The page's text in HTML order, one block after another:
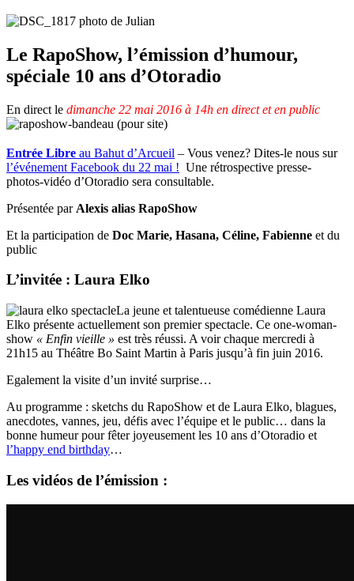
Le RapoShow, l’émission d’humour,
spéciale 10 ans d’Otoradio
En direct le dimanche 22 mai 2016 à 14h en direct et en public
Entrée Libre au Bahut d’Arcueil – Vous venez? Dites-le nous sur
l’événement Facebook du 22 mai ! Une rétrospective presse-
photos-vidéo d’Otoradio sera consultable.
Présentée par Alexis alias RapoShow
Et la participation de Doc Marie, Hasana, Céline, Fabienne et du
public
L’invitée : Laura Elko
La jeune et talentueuse comédienne Laura
Elko présente actuellement son premier spectacle. Ce one-woman-
show « Enfin vieille » est très réussi. A voir chaque mercredi à
21h15 au Théâtre Bo Saint Martin à Paris jusqu’à fin juin 2016.
Egalement la visite d’un invité surprise…
Au programme : sketchs du RapoShow et de Laura Elko, blagues,
anecdotes, vannes, jeu, défis avec l’équipe et le public… dans la
bonne humeur pour fêter joyeusement les 10 ans d’Otoradio et
l’happy end birthday…
Les vidéos de l’émission :